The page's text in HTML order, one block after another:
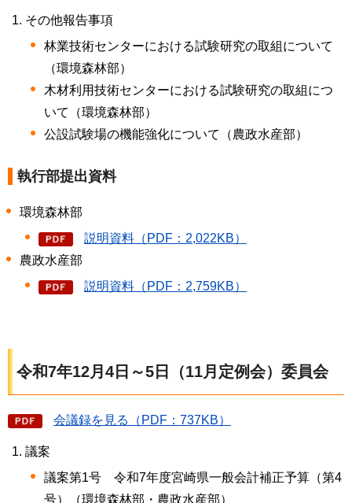
その他報告事項
林業技術センターにおける試験研究の取組について
（環境森林部）
木材利用技術センターにおける試験研究の取組につ
いて（環境森林部）
公設試験場の機能強化について（農政水産部）
執行部提出資料
環境森林部
説明資料（PDF：2,022KB）
農政水産部
説明資料（PDF：2,759KB）
令和7年12月4日～5日（11月定例会）委員会
会議録を見る（PDF：737KB）
議案
議案第1号
令和7年度宮崎県一般会計補正予算（第4
号）（環境森林部・農政水産部）